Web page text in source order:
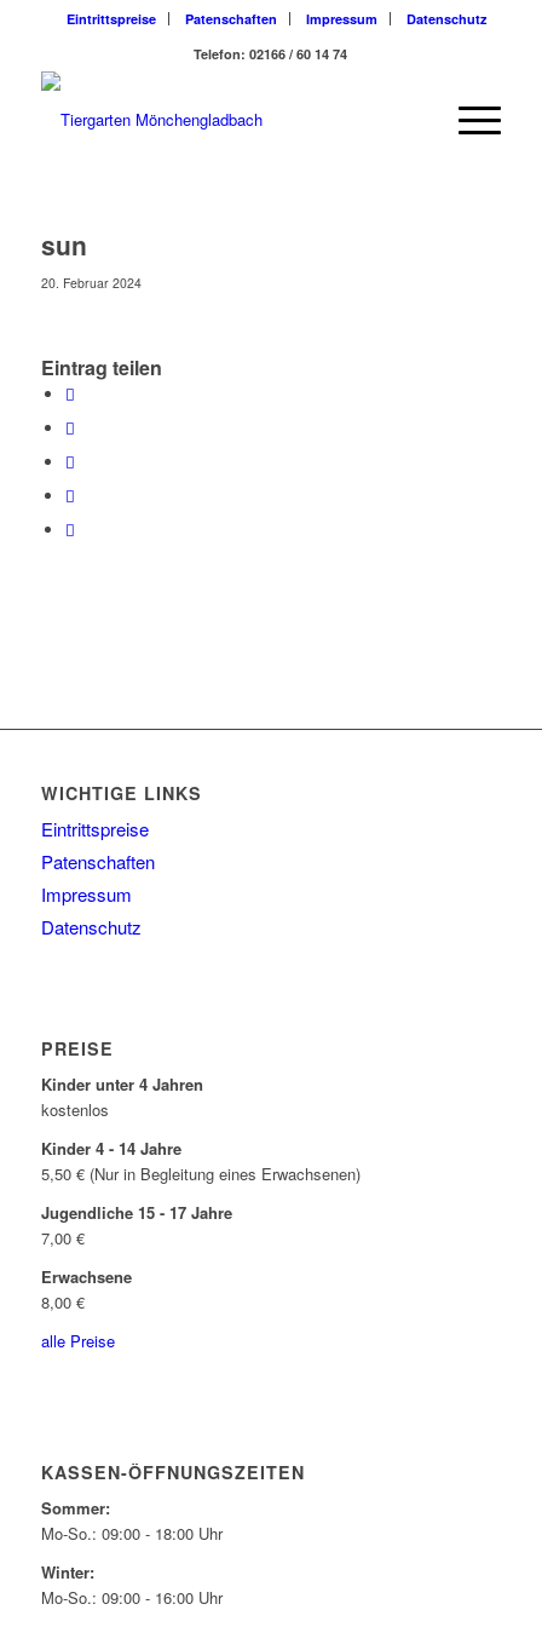
Eintrittspreise Patenschaften Impressum
Datenschutz
Telefon: 02166 / 60 14 74
sun
20. Februar 2024
Eintrag teilen
WICHTIGE LINKS
Eintrittspreise
Patenschaften
Impressum
Datenschutz
PREISE
Kinder unter 4 Jahren
kostenlos
Kinder 4 - 14 Jahre
5,50 € (Nur in Begleitung eines Erwachsenen)
Jugendliche 15 - 17 Jahre
7,00 €
Erwachsene
8,00 €
alle Preise
KASSEN-ÖFFNUNGSZEITEN
Sommer:
Mo-So.: 09:00 - 18:00 Uhr
Winter:
Mo-So.: 09:00 - 16:00 Uhr